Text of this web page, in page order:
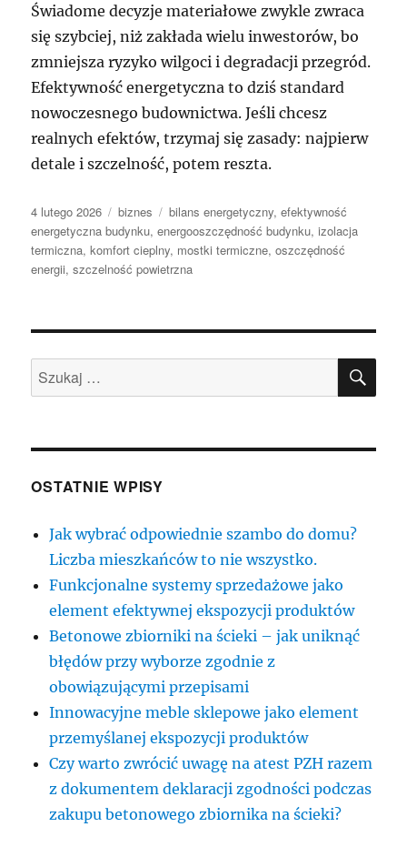
Świadome decyzje materiałowe zwykle zwraca
się szybciej, niż zakłada wielu inwestorów, bo
zmniejsza ryzyko wilgoci i degradacji przegród.
Efektywność energetyczna to dziś standard
nowoczesnego budownictwa. Jeśli chcesz
realnych efektów, trzymaj się zasady: najpierw
detale i szczelność, potem reszta.
Data
publikacji
4 lutego 2026 Kategorie
biznes Tagi
bilans energetyczny,efektywność
energetyczna budynku,energooszczędność budynku,izolacja
termiczna,komfort cieplny, mostki termiczne,oszczędność
energii,szczelność powietrzna
Szukaj:
OSTATNIE WPISY
Jak wybrać odpowiednie szambo do domu?
Liczba mieszkańców to nie wszystko.
Funkcjonalne systemy sprzedażowe jako
element efektywnej ekspozycji produktów
Betonowe zbiorniki na ścieki – jak uniknąć
błędów przy wyborze zgodnie z
obowiązującymi przepisami
Innowacyjne meble sklepowe jako element
przemyślanej ekspozycji produktów
Czy warto zwrócić uwagę na atest PZH razem
z dokumentem deklaracji zgodności podczas
zakupu betonowego zbiornika na ścieki?